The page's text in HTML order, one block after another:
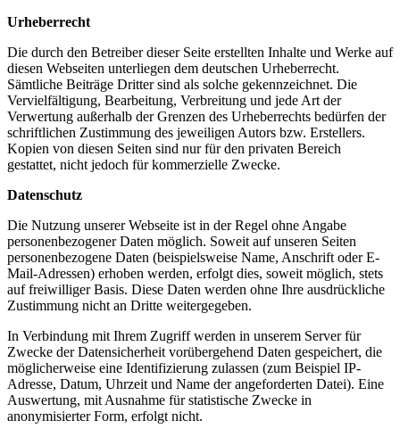
Urheberrecht
Die durch den Betreiber dieser Seite erstellten Inhalte und Werke auf
diesen Webseiten unterliegen dem deutschen Urheberrecht.
Sämtliche Beiträge Dritter sind als solche gekennzeichnet. Die
Vervielfältigung, Bearbeitung, Verbreitung und jede Art der
Verwertung außerhalb der Grenzen des Urheberrechts bedürfen der
schriftlichen Zustimmung des jeweiligen Autors bzw. Erstellers.
Kopien von diesen Seiten sind nur für den privaten Bereich
gestattet, nicht jedoch für kommerzielle Zwecke.
Datenschutz
Die Nutzung unserer Webseite ist in der Regel ohne Angabe
personenbezogener Daten möglich. Soweit auf unseren Seiten
personenbezogene Daten (beispielsweise Name, Anschrift oder E-
Mail-Adressen) erhoben werden, erfolgt dies, soweit möglich, stets
auf freiwilliger Basis. Diese Daten werden ohne Ihre ausdrückliche
Zustimmung nicht an Dritte weitergegeben.
In Verbindung mit Ihrem Zugriff werden in unserem Server für
Zwecke der Datensicherheit vorübergehend Daten gespeichert, die
möglicherweise eine Identifizierung zulassen (zum Beispiel IP-
Adresse, Datum, Uhrzeit und Name der angeforderten Datei). Eine
Auswertung, mit Ausnahme für statistische Zwecke in
anonymisierter Form, erfolgt nicht.